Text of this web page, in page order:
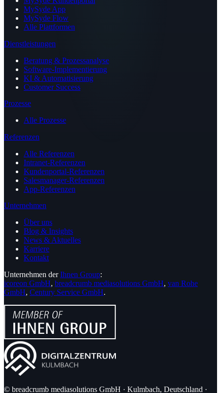
MySyde App
MySyde Flow
Alle Plattformen
Dienstleistungen
Beratung & Prozessanalyse
Software-Implementierung
KI & Automatisierung
Customer Success
Prozesse
Alle Prozesse
Referenzen
Alle Referenzen
Intranet-Referenzen
Kundenportal-Referenzen
Salesmanager-Referenzen
App-Referenzen
Unternehmen
Über uns
Blog & Insights
News & Aktuelles
Karriere
Kontakt
Unternehmen derIhnen Group:
icoreon GmbH, breadcrumb mediasolutions GmbH, van Rohe
GmbH, Century Service GmbH.
© breadcrumb mediasolutions GmbH · Kulmbach, Deutschland ·